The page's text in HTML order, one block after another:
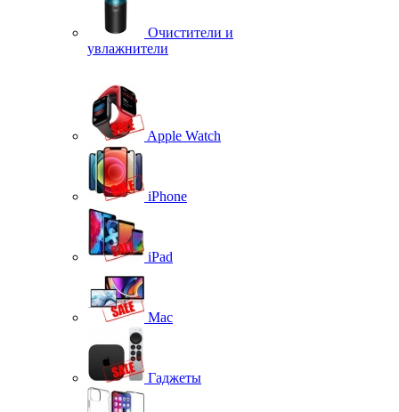
Очистители и
увлажнители
Apple Watch
iPhone
iPad
Mac
Гаджеты